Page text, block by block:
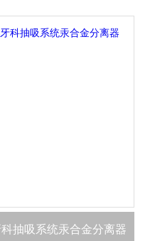
抽吸系统汞合金分离器